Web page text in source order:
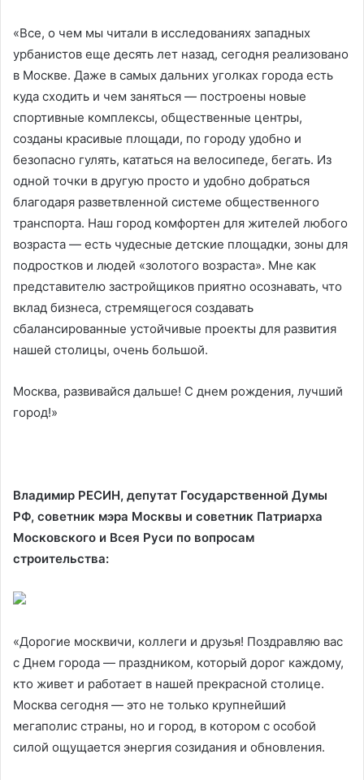
«Все, о чем мы читали в исследованиях западных
урбанистов еще десять лет назад, сегодня реализовано
в Москве. Даже в самых дальних уголках города есть
куда сходить и чем заняться — построены новые
спортивные комплексы, общественные центры,
созданы красивые площади, по городу удобно и
безопасно гулять, кататься на велосипеде, бегать. Из
одной точки в другую просто и удобно добраться
благодаря разветвленной системе общественного
транспорта. Наш город комфортен для жителей любого
возраста — есть чудесные детские площадки, зоны для
подростков и людей «золотого возраста». Мне как
представителю застройщиков приятно осознавать, что
вклад бизнеса, стремящегося создавать
сбалансированные устойчивые проекты для развития
нашей столицы, очень большой.
Москва, развивайся дальше! С днем рождения, лучший
город!»
Владимир РЕСИН, депутат Государственной Думы
РФ, советник мэра Москвы и советник Патриарха
Московского и Всея Руси по вопросам
строительства:
«Дорогие москвичи, коллеги и друзья! Поздравляю вас
с Днем города — праздником, который дорог каждому,
кто живет и работает в нашей прекрасной столице.
Москва сегодня — это не только крупнейший
мегаполис страны, но и город, в котором с особой
силой ощущается энергия созидания и обновления.